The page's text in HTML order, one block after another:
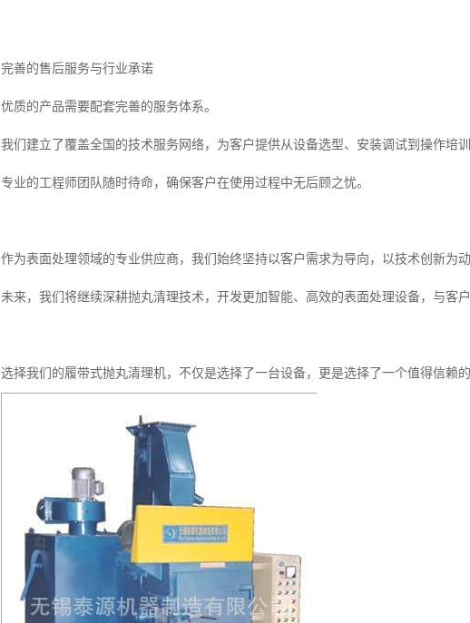
完善的售后服务与行业承诺
优质的产品需要配套完善的服务体系。
我们建立了覆盖全国的技术服务网络，为客户提供从设备选型、安装调试到操作培
专业的工程师团队随时待命，确保客户在使用过程中无后顾之忧。
作为表面处理领域的专业供应商，我们始终坚持以客户需求为导向，以技术创新为
未来，我们将继续深耕抛丸清理技术，开发更加智能、高效的表面处理设备，与客
选择我们的履带式抛丸清理机，不仅是选择了一台设备，更是选择了一个值得信赖的